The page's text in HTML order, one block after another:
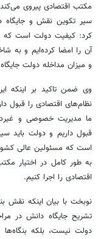
مکتب اقتصادی پیروی
سیر تکوین نقش و جایگاه
کرد: کیفیت دولت است که
آن را امضا کرده‌ایم و به
و میزان مداخله دولت
وی ضمن تاکید بر اینکه
نظام‌های اقتصادی را قبول
ما مدیریت خصوصی و
قبول داریم و دولت باید
است که مسئولین عالی کشور
به طور کامل در اختیار
اقتصادی را اجرا کنیم.
نوبخت با بیان اینکه نقش
تشریح جایگاه دانش در
دولت نیست، بلکه